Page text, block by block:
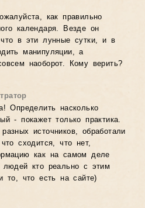
как правильно
календаря. Везде он
в эти лунные сутки, и в
манипуляции, а
наоборот. Кому верить?
Определить насколько
- покажет только практика.
источников, обработали
сходится, что нет,
как на самом деле
людей кто реально с этим
то, что есть на сайте)